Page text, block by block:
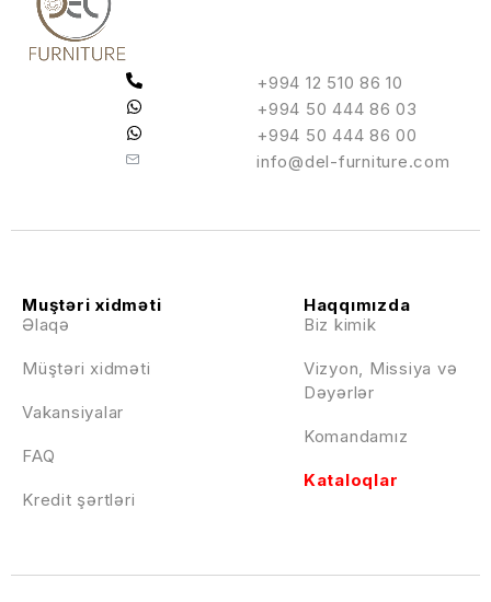
+994 12 510 86 10
+994 50 444 86 03
+994 50 444 86 00
info@del-furniture.com
Haqqımızda
Biz kimik
Vizyon, Missiya və
Dəyərlər
Komandamız
Kataloqlar
Muştəri xidməti
Əlaqə
Müştəri xidməti
Vakansiyalar
FAQ
Kredit şərtləri